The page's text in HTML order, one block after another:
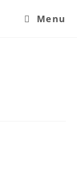
Menu